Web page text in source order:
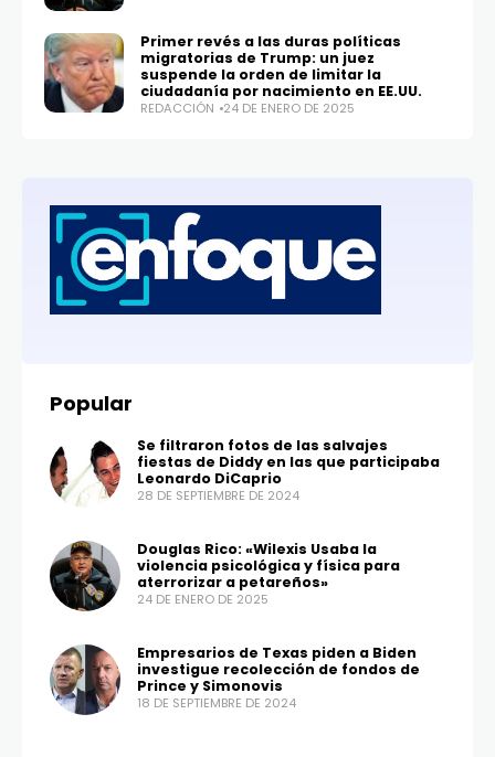
Primer revés a las duras políticas
migratorias de Trump: un juez
suspende la orden de limitar la
ciudadanía por nacimiento en EE.UU.
REDACCIÓN 24 DE ENERO DE 2025
Popular
Se filtraron fotos de las salvajes
fiestas de Diddy en las que participaba
Leonardo DiCaprio
28 DE SEPTIEMBRE DE 2024
Douglas Rico: «Wilexis Usaba la
violencia psicológica y física para
aterrorizar a petareños»
24 DE ENERO DE 2025
Empresarios de Texas piden a Biden
investigue recolección de fondos de
Prince y Simonovis
18 DE SEPTIEMBRE DE 2024